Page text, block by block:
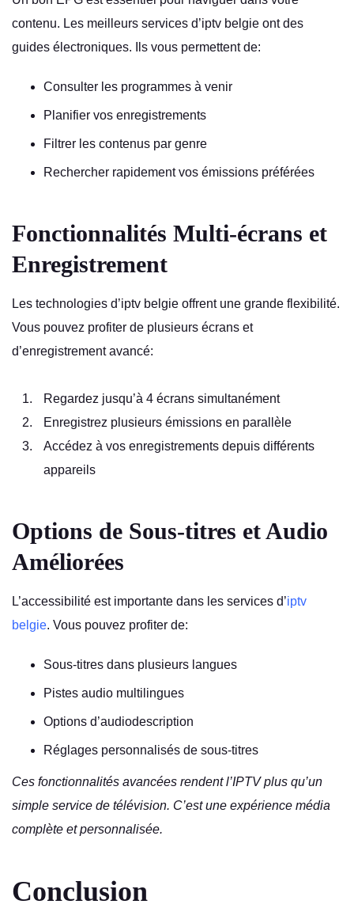
contenu. Les meilleurs services d’iptv belgie ont des
guides électroniques. Ils vous permettent de:
Consulter les programmes à venir
Planifier vos enregistrements
Filtrer les contenus par genre
Rechercher rapidement vos émissions préférées
Fonctionnalités Multi-écrans et
Enregistrement
Les technologies d’iptv belgie offrent une grande flexibilité.
Vous pouvez profiter de plusieurs écrans et
d’enregistrement avancé:
Regardez jusqu’à 4 écrans simultanément
Enregistrez plusieurs émissions en parallèle
Accédez à vos enregistrements depuis différents
appareils
Options de Sous-titres et Audio
Améliorées
L’accessibilité est importante dans les services d’iptv
belgie. Vous pouvez profiter de:
Sous-titres dans plusieurs langues
Pistes audio multilingues
Options d’audiodescription
Réglages personnalisés de sous-titres
Ces fonctionnalités avancées rendent l’IPTV plus qu’un
simple service de télévision. C’est une expérience média
complète et personnalisée.
Conclusion